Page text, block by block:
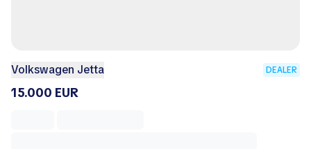
Volkswagen Jetta DEALER
15.000 EUR